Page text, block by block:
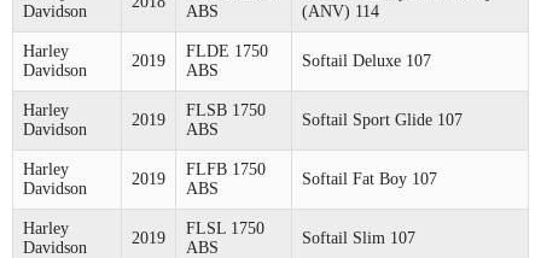
Davidson
ABS
(ANV) 114
Harley
Davidson
2019
FLDE 1750
ABS
Softail Deluxe 107
Harley
Davidson
2019
FLSB 1750
ABS
Softail Sport Glide 107
Harley
Davidson
2019
FLFB 1750
ABS
Softail Fat Boy 107
Harley
Davidson
2019
FLSL 1750
ABS
Softail Slim 107